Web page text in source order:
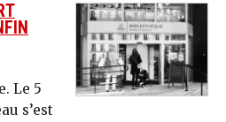
Le 5
s’est